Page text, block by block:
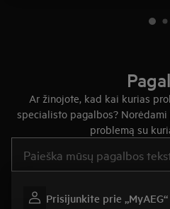
Ar žinojote, kad kai kurias
specialisto pagalbos?
problemą su
Prisijunkite prie „MyAEG“